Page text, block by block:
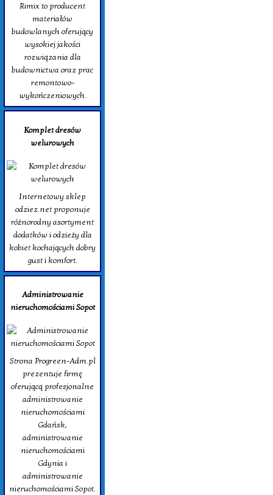
Rimix to producent
materiałów
budowlanych oferujący
wysokiej jakości
rozwiązania dla
budownictwa oraz prac
remontowo-
wykończeniowych.
Komplet dresów
welurowych
Internetowy sklep
odziez.net proponuje
różnorodny asortyment
dodatków i odzieży dla
kobiet kochających dobry
gust i komfort.
Administrowanie
nieruchomościami Sopot
Strona Progreen-Adm.pl
prezentuje firmę
oferującą profesjonalne
administrowanie
nieruchomościami
Gdańsk,
administrowanie
nieruchomościami
Gdynia i
administrowanie
nieruchomościami Sopot.